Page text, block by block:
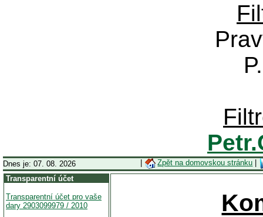
Dnes je: 07. 08. 2026 Zpět na domovskou stránku
Transparentní účet
Transparentní účet pro vaše
dary 2903099979 / 2010